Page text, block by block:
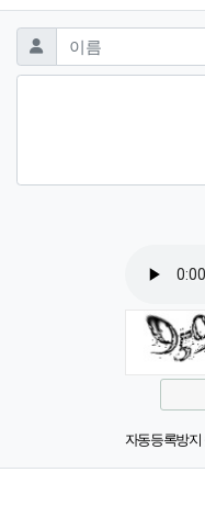
댓글쓰기
이름 필수
자동등록방